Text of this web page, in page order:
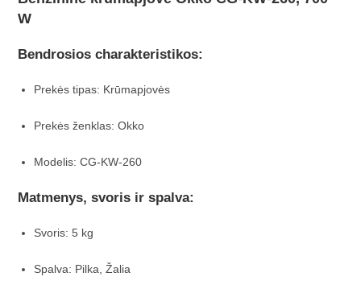
W
Bendrosios charakteristikos:
Prekės tipas: Krūmapjovės
Prekės ženklas: Okko
Modelis: CG-KW-260
Matmenys, svoris ir spalva:
Svoris: 5 kg
Spalva: Pilka, Žalia